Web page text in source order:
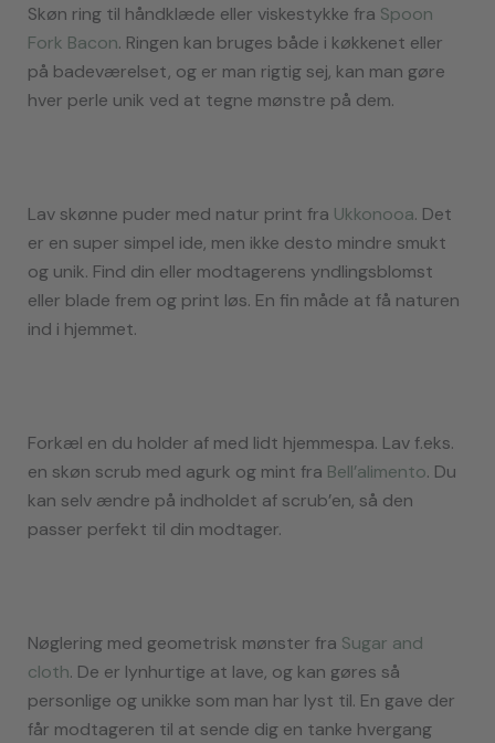
Skøn ring til håndklæde eller viskestykke fra Spoon
Fork Bacon. Ringen kan bruges både i køkkenet eller
på badeværelset, og er man rigtig sej, kan man gøre
hver perle unik ved at tegne mønstre på dem.
Lav skønne puder med natur print fra Ukkonooa. Det
er en super simpel ide, men ikke desto mindre smukt
og unik. Find din eller modtagerens yndlingsblomst
eller blade frem og print løs. En fin måde at få naturen
ind i hjemmet.
Forkæl en du holder af med lidt hjemmespa. Lav f.eks.
en skøn scrub med agurk og mint fra Bell’alimento. Du
kan selv ændre på indholdet af scrub’en, så den
passer perfekt til din modtager.
Nøglering med geometrisk mønster fra Sugar and
cloth. De er lynhurtige at lave, og kan gøres så
personlige og unikke som man har lyst til. En gave der
får modtageren til at sende dig en tanke hvergang